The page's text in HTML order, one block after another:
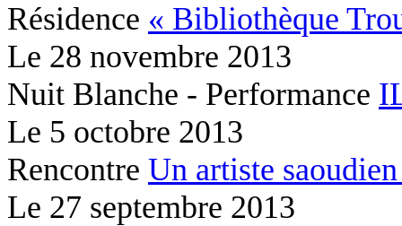
Résidence « Bibliothèque
Le 28 novembre 2013
Nuit Blanche - Performance
Le 5 octobre 2013
Rencontre Un artiste
Le 27 septembre 2013